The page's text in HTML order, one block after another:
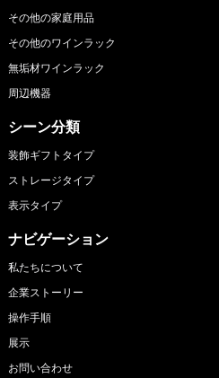
その他の家庭用品
その他のワインラック
無垢材ワインラック
周辺機器
シーン分類
装飾ギフトタイプ
ストレージタイプ
表示タイプ
ナビゲーション
私たちについて
企業ストーリー
操作手順
展示
お問い合わせ